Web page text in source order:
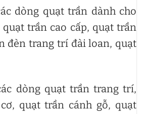
dòng quạt trần dành cho
trần cao cấp, quạt trần
đèn trang trí đài loan, quạt
dòng quạt trần trang trí,
quạt trần cánh gỗ, quạt